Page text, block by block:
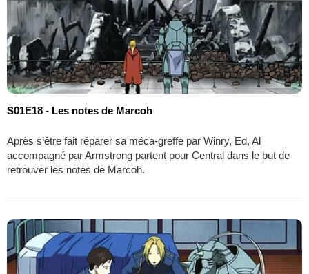
S01E18 - Les notes de Marcoh
Après s’être fait réparer sa méca-greffe par Winry, Ed, Al
accompagné par Armstrong partent pour Central dans le but de
retrouver les notes de Marcoh.